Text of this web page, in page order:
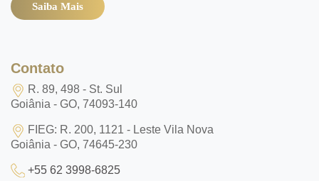
Saiba Mais
Contato
R. 89, 498 - St. Sul
Goiânia - GO, 74093-140
FIEG: R. 200, 1121 - Leste Vila Nova
Goiânia - GO, 74645-230
+55 62 3998-6825